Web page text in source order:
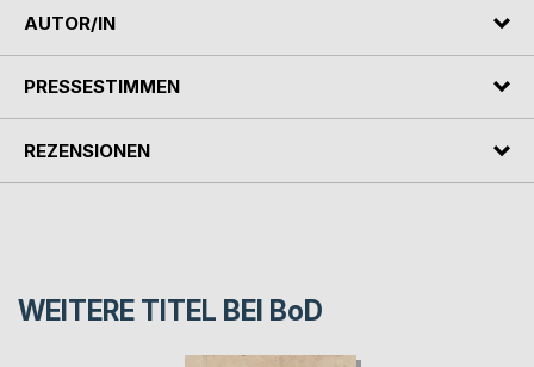
AUTOR/IN
PRESSESTIMMEN
REZENSIONEN
WEITERE TITEL BEI BoD